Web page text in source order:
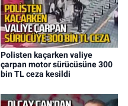
Polisten kaçarken valiye
çarpan motor sürücüsüne 300
bin TL ceza kesildi